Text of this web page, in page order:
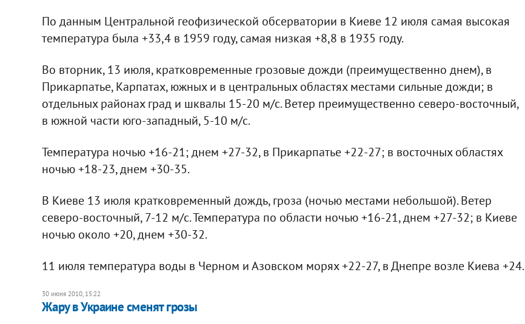
По данным Центральной геофизической обсерватории в Киеве 12 июля самая высокая
температура была +33,4 в 1959 году, самая низкая +8,8 в 1935 году.
Во вторник, 13 июля, кратковременные грозовые дожди (преимущественно днем), в
Прикарпатье, Карпатах, южных и в центральных областях местами сильные дожди; в
отдельных районах град и шквалы 15-20 м/с. Ветер преимущественно северо-восточный,
в южной части юго-западный, 5-10 м/с.
Температура ночью +16-21; днем +27-32, в Прикарпатье +22-27; в восточных областях
ночью +18-23, днем +30-35.
В Киеве 13 июля кратковременный дождь, гроза (ночью местами небольшой). Ветер
северо-восточный, 7-12 м/с. Температура по области ночью +16-21, днем +27-32; в Киеве
ночью около +20, днем +30-32.
11 июля температура воды в Черном и Азовском морях +22-27, в Днепре возле Киева +24.
30 июня 2010, 15:22
Жару в Украине сменят грозы